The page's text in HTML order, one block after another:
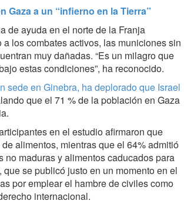
Gaza a un “infierno en la Tierra”
de ayuda en el norte de la Franja
a los combates activos, las municiones sin
muy dañadas. “Es un milagro que
estas condiciones”, ha reconocido.
sede en Ginebra, ha deplorado que Israel
que el 71 % de la población en Gaza
en el estudio afirmaron que
alimentos, mientras que el 64% admitió
no maduras y alimentos caducados para
se publicó justo en un momento en el
por emplear el hambre de civiles como
internacional.